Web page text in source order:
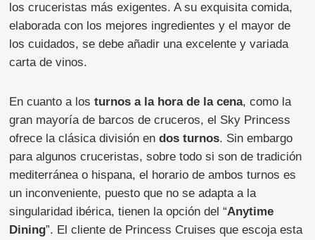
los cruceristas más exigentes. A su exquisita comida,
elaborada con los mejores ingredientes y el mayor de
los cuidados, se debe añadir una excelente y variada
carta de vinos.
En cuanto a losturnos a la hora de la cena, como la
gran mayoría de barcos de cruceros, el Sky Princess
ofrece la clásica división endos turnos. Sin embargo
para algunos cruceristas, sobre todo si son de tradición
mediterránea o hispana, el horario de ambos turnos es
un inconveniente, puesto que no se adapta a la
singularidad ibérica, tienen la opción del “Anytime
Dining”. El cliente de Princess Cruises que escoja esta